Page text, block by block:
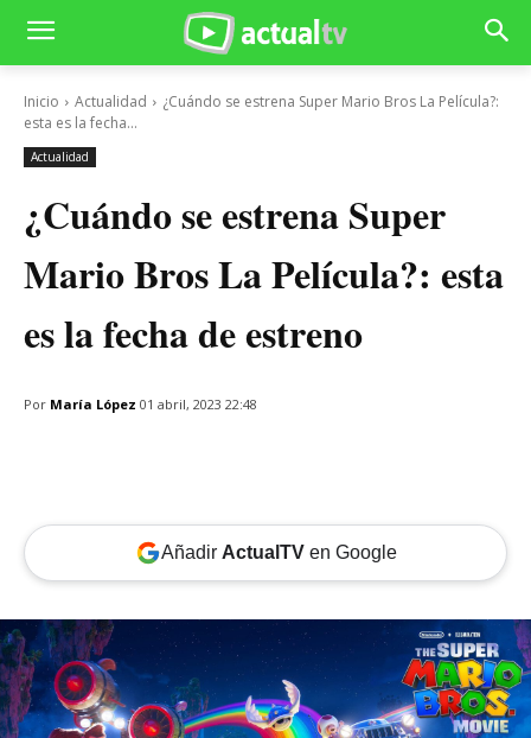
Inicio Actualidad
¿Cuándo se estrena Super Mario Bros La Película?:
esta es la fecha...
Actualidad
¿Cuándo se estrena Super
Mario Bros La Película?: esta
es la fecha de estreno
Por María López 01 abril, 2023 22:48
Añadir ActualTVen Google